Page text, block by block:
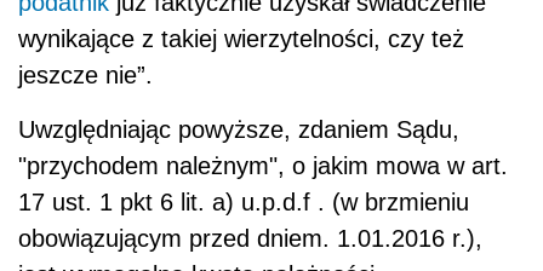
przy czym - co wynika wprost z treści tego
przepisu - bez znaczenia jest okoliczność, czy
podatnik
Oznacza to, że przychód powstaje, wówczas
gdypodatnik
może się domagać, aby
stanowiąca go kwota została mu wypłacona,
czyli data dokonania zapłaty zawarta w